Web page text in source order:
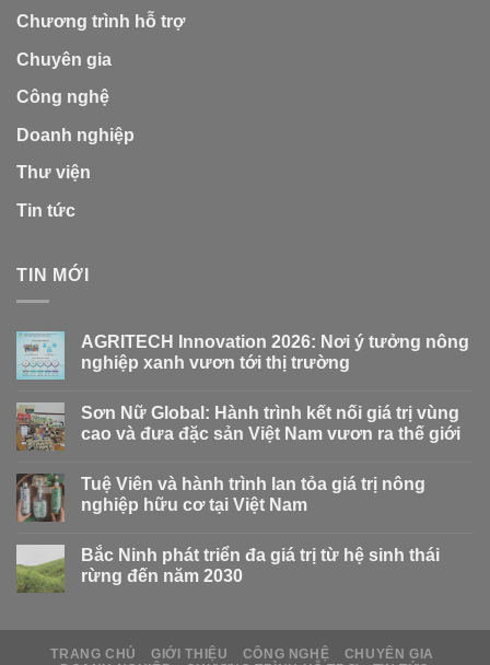
Chương trình hỗ trợ
Chuyên gia
Công nghệ
Doanh nghiệp
Thư viện
Tin tức
TIN MỚI
AGRITECH Innovation 2026: Nơi ý tưởng nông
nghiệp xanh vươn tới thị trường
Sơn Nữ Global: Hành trình kết nối giá trị vùng
cao và đưa đặc sản Việt Nam vươn ra thế giới
Tuệ Viên và hành trình lan tỏa giá trị nông
nghiệp hữu cơ tại Việt Nam
Bắc Ninh phát triển đa giá trị từ hệ sinh thái
rừng đến năm 2030
TRANG CHỦ GIỚI THIỆU CÔNG NGHỆ
CHUYÊN GIA